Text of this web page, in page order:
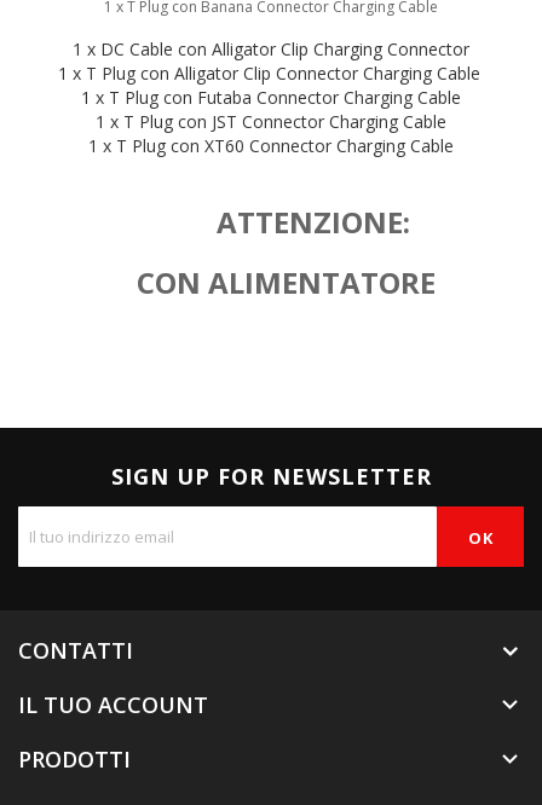
1 x T Plug con Banana Connector Charging Cable
1 x DC Cable con Alligator Clip Charging Connector
1 x T Plug con Alligator Clip Connector Charging Cable
1 x T Plug con Futaba Connector Charging Cable
1 x T Plug con JST Connector Charging Cable
1 x T Plug con XT60 Connector Charging Cable
ATTENZIONE:
CON ALIMENTATORE
SIGN UP FOR NEWSLETTER
CONTATTI
IL TUO ACCOUNT

PRODOTTI 